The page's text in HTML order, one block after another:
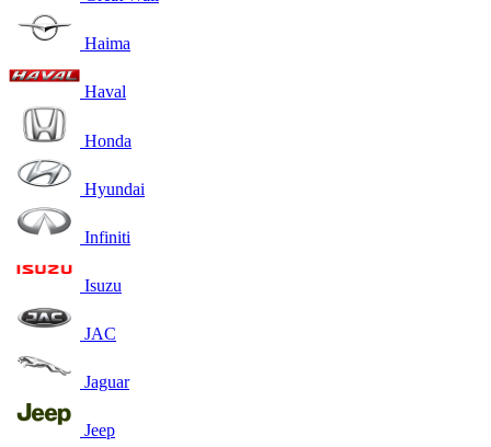
Haima
Haval
Honda
Hyundai
Infiniti
Isuzu
JAC
Jaguar
Jeep